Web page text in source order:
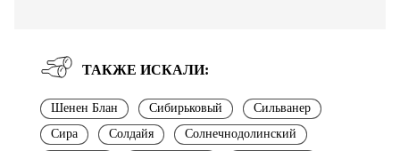
ТАКЖЕ ИСКАЛИ:
Шенен Блан Сибирьковый
Сильванер
Сира
Солдайя
Солнечнодолинский